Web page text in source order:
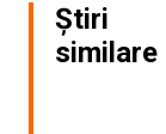
Știri
similare